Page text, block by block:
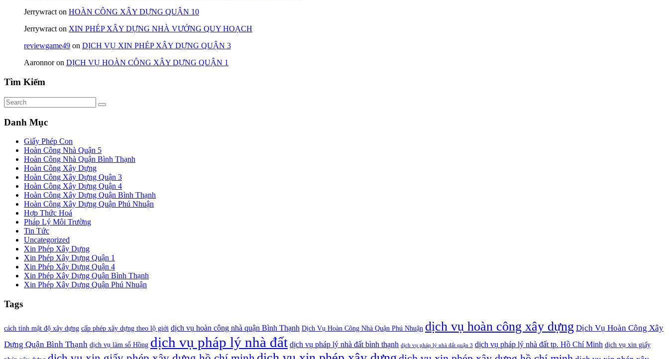
Jerrywract on HOÀN CÔNG XÂY DỰNG QUẬN 10
Jerrywract on XIN PHÉP XÂY DỰNG NHÀ VƯỚNG QUY HOẠCH
reviewgame49 on DỊCH VỤ XIN PHÉP XÂY DỰNG QUẬN 3
Aaronnoron DỊCH VỤ HOÀN CÔNG XÂY DỰNG QUẬN 1
Tìm Kiếm
Danh Mục
Giấy Phép Con
Hoàn Công Nhà Quận 5
Hoàn Công Nhà Quận Bình Thạnh
Hoàn Công Xây Dựng
Hoàn Công Xây Dựng Quận 3
Hoàn Công Xây Dựng Quận 4
Hoàn Công Xây Dựng Quận Bình Thạnh
Hoàn Công Xây Dựng Quận Phú Nhuận
Hợp Thức Hoá
Pháp Lý Môi Trường
Tin Tức
Uncategorized
Xin Phép Xây Dựng
Xin Phép Xây Dựng Quận 1
Xin Phép Xây Dựng Quận 4
Xin Phép Xây Dựng Quận Bình Thạnh
Xin Phép Xây Dựng Quận Phú Nhuận
Tags
cách tính mật độ xây dựng cấp phép xây dựng theo lộ giới dịch vụ hoàn công nhà quận Bình Thạnh Dịch Vụ Hoàn Công Nhà Quận Phú Nhuận dịch vụ hoàn công xây dựng Dịch Vụ Hoàn Công Xây
Dựng Quận Bình Thạnh dịch vụ làm sổ Hồng dịch vụ pháp lý nhà đất dịch vụ pháp lý nhà đất bình thạnh dịch vụ pháp lý nhà đất quận 3 dịch vụ pháp lý nhà đất tp. Hồ Chí Minh dịch vụ xin giấy